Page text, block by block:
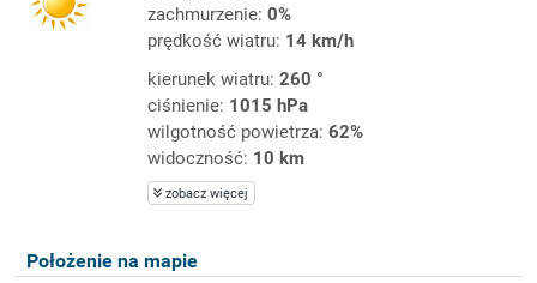
zachmurzenie: 0%
prędkość wiatru: 14 km/h
kierunek wiatru: 260 °
ciśnienie: 1015 hPa
wilgotność powietrza: 62%
widoczność: 10 km
zobacz więcej
Położenie na mapie